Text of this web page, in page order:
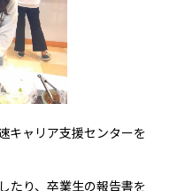
キャリア支援センターを
たり、卒業生の報告書を